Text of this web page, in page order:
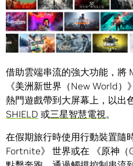
借助雲端串流的強大功能，將
《美洲新世界（New World
熱門遊戲帶到大屏幕上，以出
SHIELD 或三星智慧電視 。
在假期旅行時使用行動裝置隨
Fortnite》 世界或在 《原神